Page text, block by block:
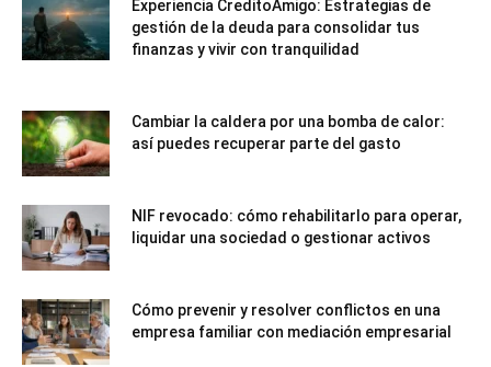
Experiencia CreditoAmigo: Estrategias de
gestión de la deuda para consolidar tus
finanzas y vivir con tranquilidad
Cambiar la caldera por una bomba de calor:
así puedes recuperar parte del gasto
NIF revocado: cómo rehabilitarlo para operar,
liquidar una sociedad o gestionar activos
Cómo prevenir y resolver conflictos en una
empresa familiar con mediación empresarial